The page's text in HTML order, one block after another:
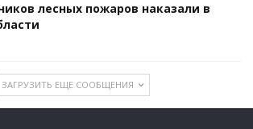
лесных пожаров наказали в
ЗАГРУЗИТЬ ЕЩЕ СООБЩЕНИЯ